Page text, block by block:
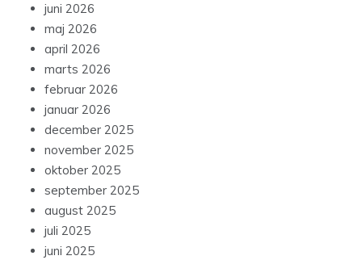
juni 2026
maj 2026
april 2026
marts 2026
februar 2026
januar 2026
december 2025
november 2025
oktober 2025
september 2025
august 2025
juli 2025
juni 2025